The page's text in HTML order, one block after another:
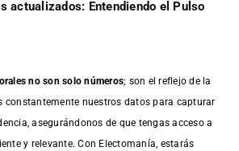
actualizados: Entendiendo el Pulso
no son solo números; son el reflejo de la
constantemente nuestros datos para capturar
asegurándonos de que tengas acceso a
y relevante. Con Electomanía, estarás